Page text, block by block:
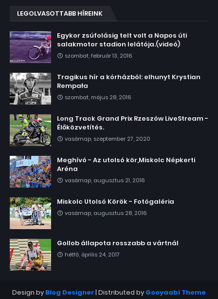
LEGOLVASOTTABB HÍREINK
Egykor zsúfolásig telt volt a Napos úti
salakmotor stadion lelátója.(videó)
szombat, február 13, 2016
Tragikus hír a kórházból: elhunyt Krystian
Rempała
szombat, május 28, 2016
Long Track Grand Prix Rzeszów LiveStream -
Élőközvetítés.
vasárnap, szeptember 27, 2020
Meghívó - Az utolsó kör,Miskolc Népkerti
Aréna
vasárnap, augusztus 21, 2016
Miskolc Utolsó Körök - Fotógaléria
vasárnap, augusztus 28, 2016
Gollob állapota rosszabb a vártnál
hétfő, április 24, 2017
Design by Blog Designer| Distributed by Gooyaabi Theme